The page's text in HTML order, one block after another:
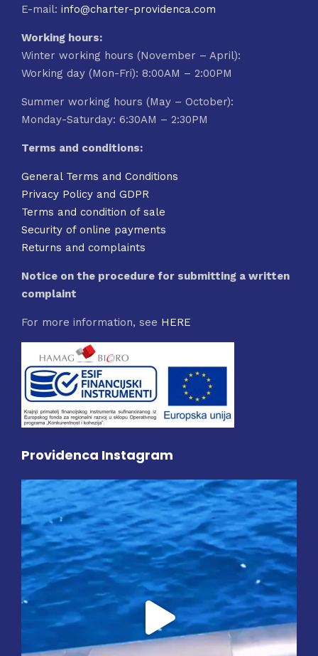
E-mail: info@charter-providenca.com
Working hours:
Winter working hours (November – April):
Working day (Mon-Fri): 8:00AM – 2:00PM
Summer working hours (May – October):
Monday-Saturday: 6:30AM – 2:30PM
Terms and conditions:
General Terms and Conditions
Privacy Policy and GDPR
Terms and condition of sale
Security of online payments
Returns and complaints
Notice on the procedure for submitting a written
complaint
For more information, see HERE
Providenca Instagram